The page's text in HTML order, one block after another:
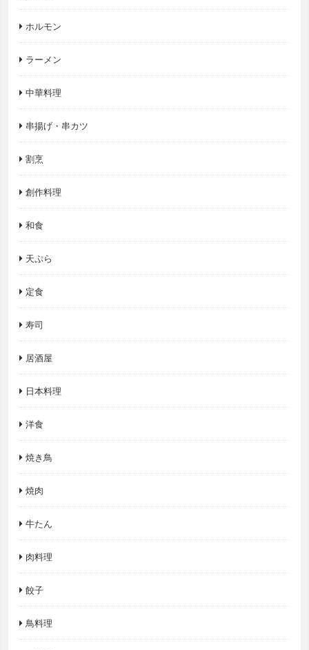
ホルモン
ラーメン
中華料理
串揚げ・串カツ
割烹
創作料理
和食
天ぷら
定食
寿司
居酒屋
日本料理
洋食
焼き鳥
焼肉
牛たん
肉料理
餃子
鳥料理